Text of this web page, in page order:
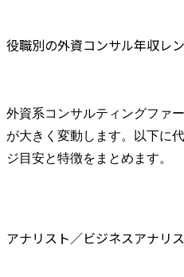
役職別の外資コンサル年収レ
外資系コンサルティングファ
が大きく変動します。以下に
ジ目安と特徴をまとめます。
アナリスト／ビジネスアナリ